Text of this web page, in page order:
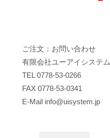
ご注文：お問い合わせ
有限会社ユーアイシステム
TEL 0778-53-0266
FAX 0778-53-0341
E-Mail info@uisystem.jp